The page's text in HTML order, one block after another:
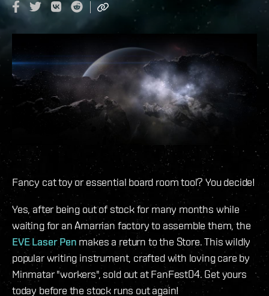
Fancy cat toy or essential board room tool? You decide!
Yes, after being out of stock for many months while
waiting for an Amarrian factory to assemble them, the
EVE Laser Pen makes a return to the Store. This wildly
popular writing instrument, crafted with loving care by
Minmatar "workers", sold out at FanFest04. Get yours
today before the stock runs out again!